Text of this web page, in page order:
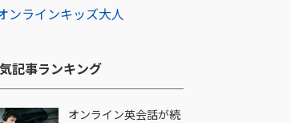
ンラインキッズ大人
記事ランキング​
オンライン英会話が続